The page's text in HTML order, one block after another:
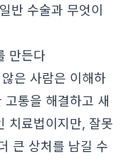
반 수술과 무엇이
만든다
은 사람은 이해하
통을 해결하고 새
치료법이지만, 잘못
큰 상처를 남길 수